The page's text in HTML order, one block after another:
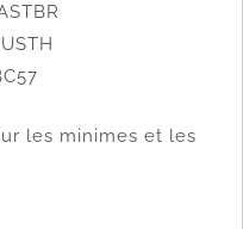
les minimes et les